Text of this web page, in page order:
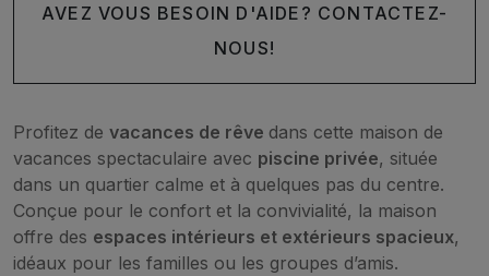
AVEZ VOUS BESOIN D'AIDE? CONTACTEZ-
NOUS!
Profitez de vacances de rêve dans cette maison de
vacances spectaculaire avec piscine privée, située
dans un quartier calme et à quelques pas du centre.
Conçue pour le confort et la convivialité, la maison
offre des espaces intérieurs et extérieurs spacieux,
idéaux pour les familles ou les groupes d’amis.